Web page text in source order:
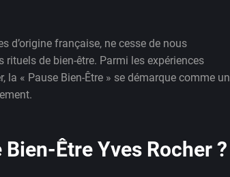
d’origine française, ne cesse de nous
de bien-être. Parmi les expériences
la « Pause Bien-Être » se démarque comme un
Bien-Être Yves Rocher ?